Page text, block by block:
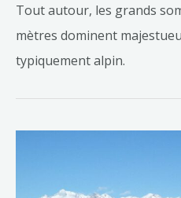
Tout autour, les grands
mètres dominent
typiquement alpin.